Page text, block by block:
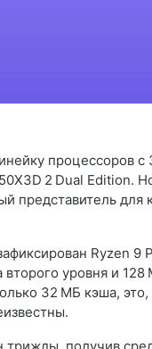
процессоров с
2 Dual Edition.
представитель
Ryzen 9
уровня и
32 МБ кэша, это,